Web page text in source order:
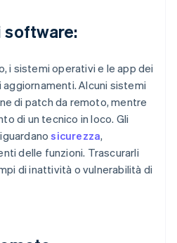
i sistemi operativi e le app dei
Alcuni sistemi
di patch da remoto, mentre
di un tecnico in loco. Gli
sicurezza,
delle funzioni. Trascurarli
di inattività o vulnerabilità di